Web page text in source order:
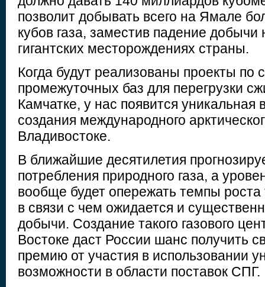
позволит добывать всего на Ямале
кубов газа, заместив падение
гигантских месторождениях страны.
Когда будут реализованы проекты по
промежуточных баз для перегрузки
Камчатке, у нас появится уникальная
создания международного
Владивостоке.
В ближайшие десятилетия
потребления природного газа, а
вообще будет опережать темпы роста
в связи с чем ожидается и
добычи. Создание такого газового
Востоке даст России шанс получить
премию от участия в использовании
возможности в области поставок СПГ.